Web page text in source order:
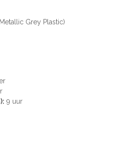
Grey Plastic)
9 uur